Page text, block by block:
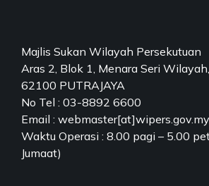
Majlis Sukan Wilayah Persekutuan
Aras 2, Blok 1, Menara Seri
62100 PUTRAJAYA
No Tel : 03-8892 6600
Email : webmaster[at]wipers.gov.my
Waktu Operasi : 8.00 pagi – 5.00
Jumaat)